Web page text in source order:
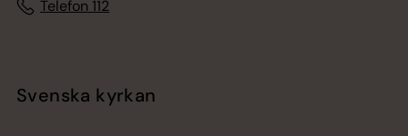
Telefon 112
Svenska kyrkan